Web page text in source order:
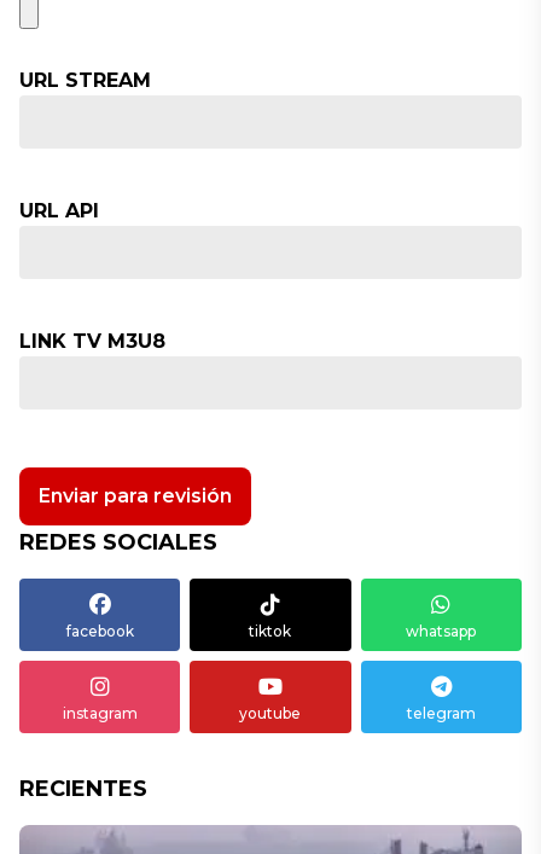
URL STREAM
URL API
LINK TV M3U8
Enviar para revisión
REDES SOCIALES
facebook tiktok whatsapp
instagram youtube telegram
RECIENTES